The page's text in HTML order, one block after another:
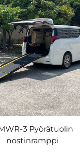
3 Pyörätuolin
nostinramppi